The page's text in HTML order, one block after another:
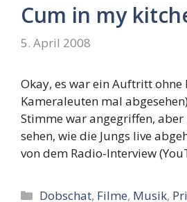
Cum in my
5. April 2008
Okay, es war ein Auftritt
Kameraleuten mal
Stimme war angegriffen, aber
sehen, wie die Jungs live
von dem Radio-Interview
Kategorien
Dobschat, Filme, Musik,